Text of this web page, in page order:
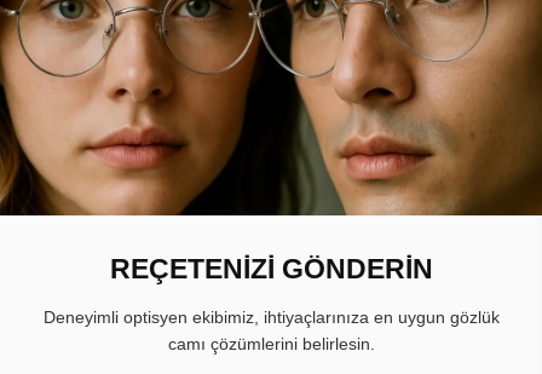
REÇETENİZİ GÖNDERİN
Deneyimli optisyen ekibimiz, ihtiyaçlarınıza en uygun gözlük
camı çözümlerini belirlesin.